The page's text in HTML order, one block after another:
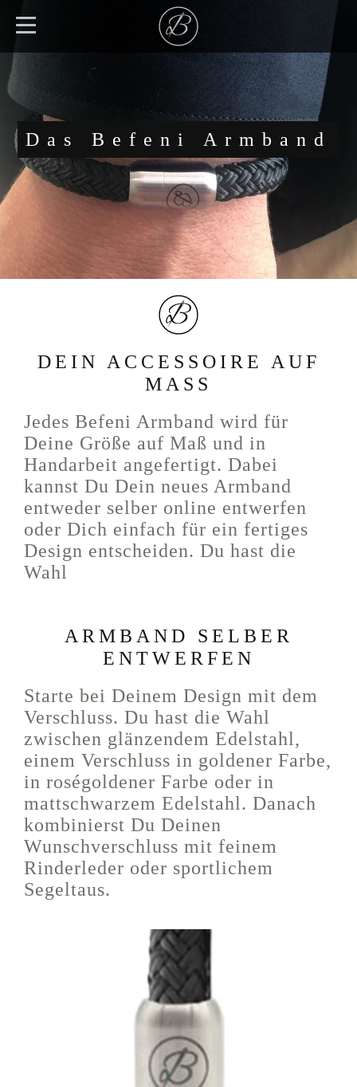
Das Befeni Armband
DEIN ACCESSOIRE AUF
MASS
Jedes Befeni Armband wird für
Deine Größe auf Maß und in
Handarbeit angefertigt. Dabei
kannst Du Dein neues Armband
entweder selber online entwerfen
oder Dich einfach für ein fertiges
Design entscheiden. Du hast die
Wahl
ARMBAND SELBER
ENTWERFEN
Starte bei Deinem Design mit dem
Verschluss. Du hast die Wahl
zwischen glänzendem Edelstahl,
einem Verschluss in goldener Farbe,
in roségoldener Farbe oder in
mattschwarzem Edelstahl. Danach
kombinierst Du Deinen
Wunschverschluss mit feinem
Rinderleder oder sportlichem
Segeltaus.